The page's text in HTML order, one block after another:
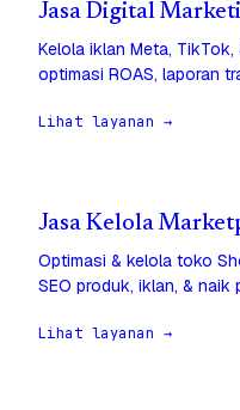
Jasa Digital
Kelola iklan Meta,
optimasi ROAS, laporan
Lihat layanan →
Jasa Kelola
Optimasi & kelola toko
SEO produk, iklan, & naik
Lihat layanan →